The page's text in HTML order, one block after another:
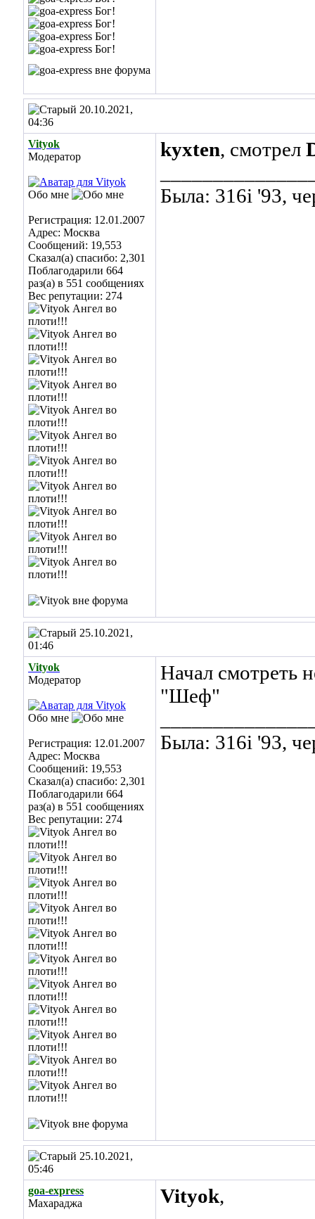
20.10.2021,
04:36
Vityok
Модератор
Обо мне
Регистрация: 12.01.2007
Адрес: Москва
Сообщений: 19,553
Сказал(а) спасибо: 2,301
Поблагодарили 664
раз(а) в 551 сообщениях
Вес репутации: 274
kyxten, смотрел
Была: 316i '93,
25.10.2021,
01:46
Vityok
Модератор
Обо мне
Регистрация: 12.01.2007
Адрес: Москва
Сообщений: 19,553
Сказал(а) спасибо: 2,301
Поблагодарили 664
раз(а) в 551 сообщениях
Вес репутации: 274
Начал смотреть
"Шеф"
Была: 316i '93,
25.10.2021,
05:46
goa-express
Махараджа
Vityok,